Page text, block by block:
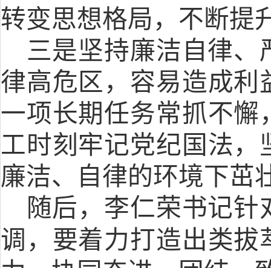
转变思想格局，不断提
三是坚持廉洁自律、
律高危区，容易造成
一项长期任务常抓不
工时刻牢记党纪国法
廉洁、自律的环境下茁
随后，李仁荣书记
调，要着力打造出类